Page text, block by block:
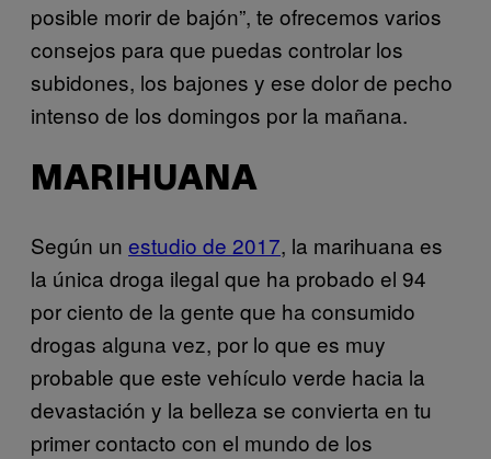
posible morir de bajón”, te ofrecemos varios
consejos para que puedas controlar los
subidones, los bajones y ese dolor de pecho
intenso de los domingos por la mañana.
MARIHUANA
Según un estudio de 2017, la marihuana es
la única droga ilegal que ha probado el 94
por ciento de la gente que ha consumido
drogas alguna vez, por lo que es muy
probable que este vehículo verde hacia la
devastación y la belleza se convierta en tu
primer contacto con el mundo de los